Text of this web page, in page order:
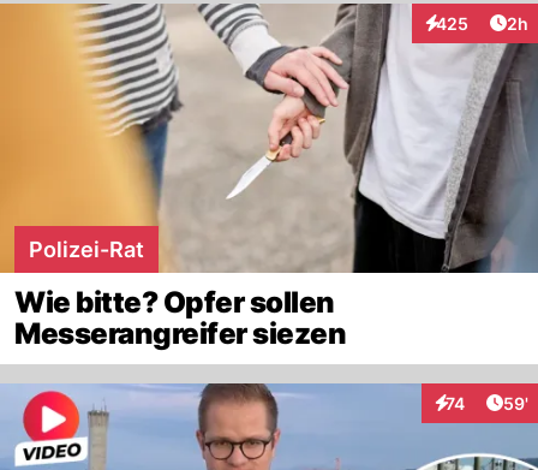
425
Interaktionen
2h
Polizei-Rat
Wie bitte? Opfer sollen
Messerangreifer siezen
74
Interaktionen
59'